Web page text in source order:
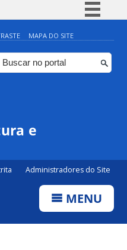
Simplifique!
Comunica BR
Participe
MAPA DO SITE
e
Administradores do Site
MENU